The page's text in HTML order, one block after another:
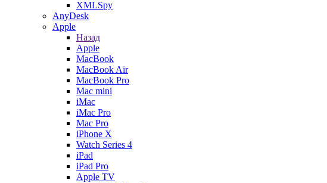
XMLSpy
AnyDesk
Apple
Назад
Apple
MacBook
MacBook Air
MacBook Pro
Mac mini
iMac
iMac Pro
Mac Pro
iPhone X
Watch Series 4
iPad
iPad Pro
Apple TV